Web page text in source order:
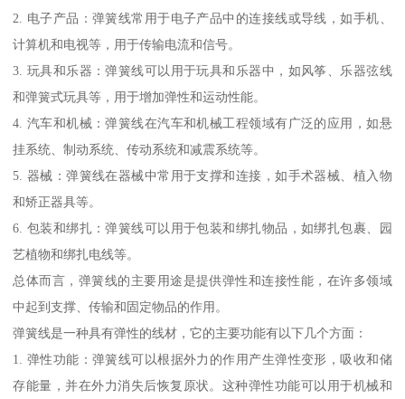
2. 电子产品：弹簧线常用于电子产品中的连接线或导线，如手机、
计算机和电视等，用于传输电流和信号。
3. 玩具和乐器：弹簧线可以用于玩具和乐器中，如风筝、乐器弦线
和弹簧式玩具等，用于增加弹性和运动性能。
4. 汽车和机械：弹簧线在汽车和机械工程领域有广泛的应用，如悬
挂系统、制动系统、传动系统和减震系统等。
5. 器械：弹簧线在器械中常用于支撑和连接，如手术器械、植入物
和矫正器具等。
6. 包装和绑扎：弹簧线可以用于包装和绑扎物品，如绑扎包裹、园
艺植物和绑扎电线等。
总体而言，弹簧线的主要用途是提供弹性和连接性能，在许多领域
中起到支撑、传输和固定物品的作用。
弹簧线是一种具有弹性的线材，它的主要功能有以下几个方面：
1. 弹性功能：弹簧线可以根据外力的作用产生弹性变形，吸收和储
存能量，并在外力消失后恢复原状。这种弹性功能可以用于机械和